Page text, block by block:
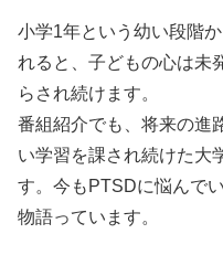
小学1年という幼い段階
れると、子どもの心は未
らされ続けます。
番組紹介でも、将来の進
い学習を課され続けた大
す。今もPTSDに悩んで
物語っています。